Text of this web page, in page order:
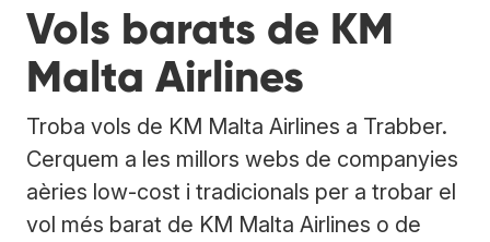
Vols barats de KM
Malta Airlines
Troba vols de KM Malta Airlines a Trabber.
Cerquem a les millors webs de companyies
aèries low-cost i tradicionals per a trobar el
vol més barat de KM Malta Airlines o de